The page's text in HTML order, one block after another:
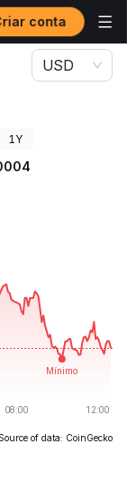
conta
USD
1Y
Source of data: CoinGecko